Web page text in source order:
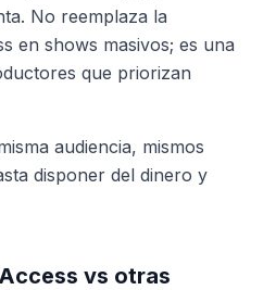
No reemplaza la
en shows masivos; es una
que priorizan
audiencia, mismos
disponer del dinero y
vs otras